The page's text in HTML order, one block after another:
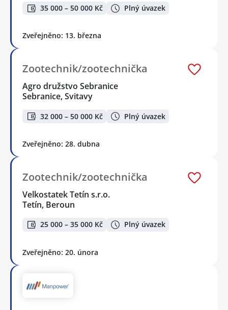
35 000 – 50 000 Kč Plný úvazek
Zveřejněno: 13. března
Zootechnik/zootechnička
Agro družstvo Sebranice
Sebranice, Svitavy
32 000 – 50 000 Kč Plný úvazek
Zveřejněno: 28. dubna
Zootechnik/zootechnička
Velkostatek Tetín s.r.o.
Tetín, Beroun
25 000 – 35 000 Kč Plný úvazek
Zveřejněno: 20. února